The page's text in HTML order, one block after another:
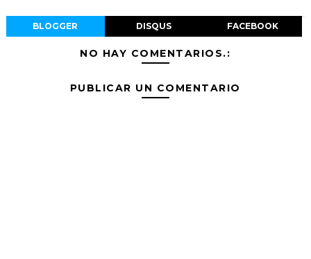
BLOGGER DISQUS FACEBOOK
NO HAY COMENTARIOS.:
PUBLICAR UN COMENTARIO